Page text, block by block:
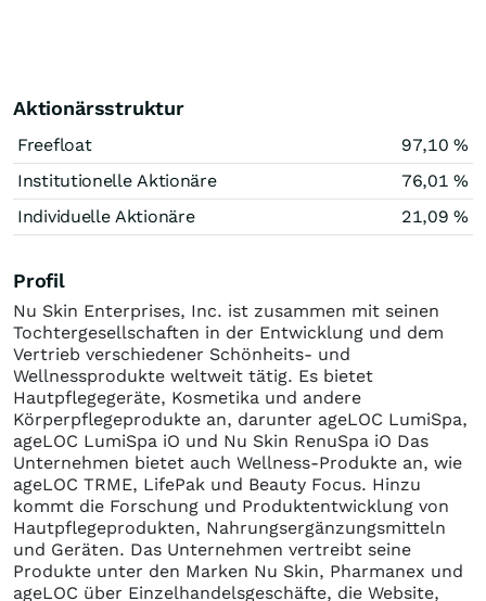
Aktionärsstruktur
Freefloat
97,10 %
Institutionelle Aktionäre
76,01 %
Individuelle Aktionäre
21,09 %
Profil
Nu Skin Enterprises, Inc. ist zusammen mit seinen
Tochtergesellschaften in der Entwicklung und dem
Vertrieb verschiedener Schönheits- und
Wellnessprodukte weltweit tätig. Es bietet
Hautpflegegeräte, Kosmetika und andere
Körperpflegeprodukte an, darunter ageLOC LumiSpa,
ageLOC LumiSpa iO und Nu Skin RenuSpa iO Das
Unternehmen bietet auch Wellness-Produkte an, wie
ageLOC TRME, LifePak und Beauty Focus. Hinzu
kommt die Forschung und Produktentwicklung von
Hautpflegeprodukten, Nahrungsergänzungsmitteln
und Geräten. Das Unternehmen vertreibt seine
Produkte unter den Marken Nu Skin, Pharmanex und
ageLOC über Einzelhandelsgeschäfte, die Website,